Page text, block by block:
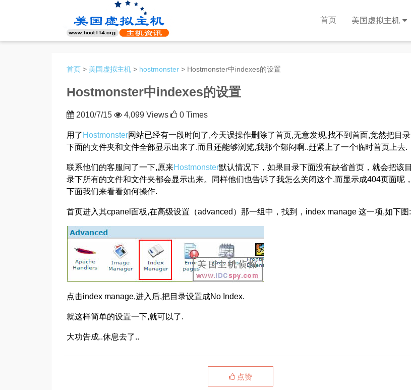
首页 美国虚拟主机
首页 > 美国虚拟主机 > hostmonster > Hostmonster中indexes的设置
Hostmonster中indexes的设置
2010/7/15 4,099 Views 0 Times
用了 Hostmonster网站已经有一段时间了,今天误操作删除了首页,无意发现,找不到首面,竞然把目录
下面的文件夹和文件全部显示出来了.而且还能够浏览,我那个郁闷啊..赶紧上了一个临时首页上去.
联系他们的客服问了一下,原来Hostmonster默认情况下，如果目录下面没有缺省首页，就会把该目
录下所有的文件和文件夹都会显示出来。同样他们也告诉了我怎么关闭这个,而显示成404页面呢，
下面我们来看看如何操作.
首页进入其cpanel面板,在高级设置（advanced）那一组中，找到，index manage 这一项,如下图:
点击index manage,进入后,把目录设置成No Index.
就这样简单的设置一下,就可以了.
大功告成..休息去了..
点赞